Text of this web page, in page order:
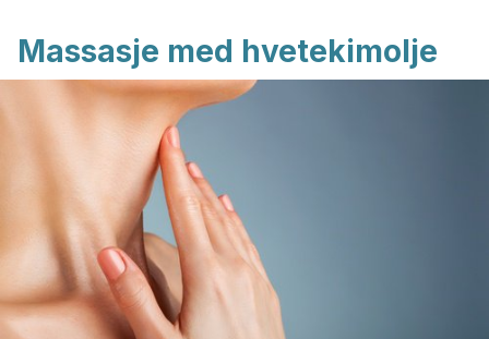
Massasje med hvetekimolje